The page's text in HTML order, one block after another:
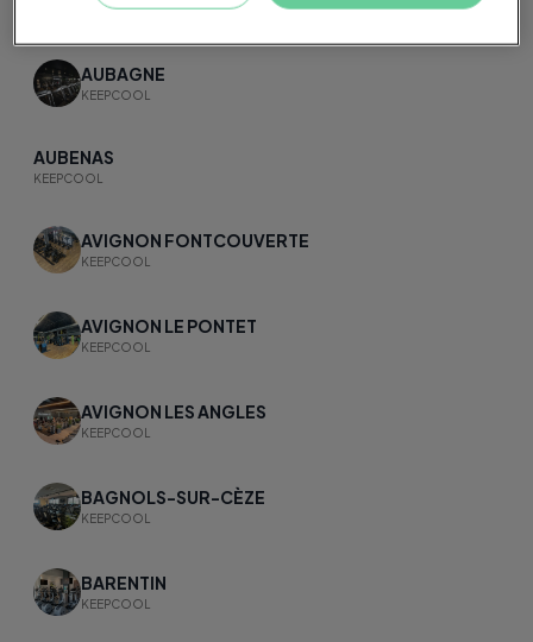
KEEPCOOL
AUBAGNE
KEEPCOOL
AUBENAS
KEEPCOOL
AVIGNON FONTCOUVERTE
KEEPCOOL
AVIGNON LE PONTET
KEEPCOOL
AVIGNON LES ANGLES
KEEPCOOL
BAGNOLS-SUR-CÈZE
KEEPCOOL
BARENTIN
KEEPCOOL